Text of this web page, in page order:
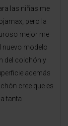
las niñas me
pero la
mejor me
nuevo modelo
del colchón y
además
cree que es
tanta